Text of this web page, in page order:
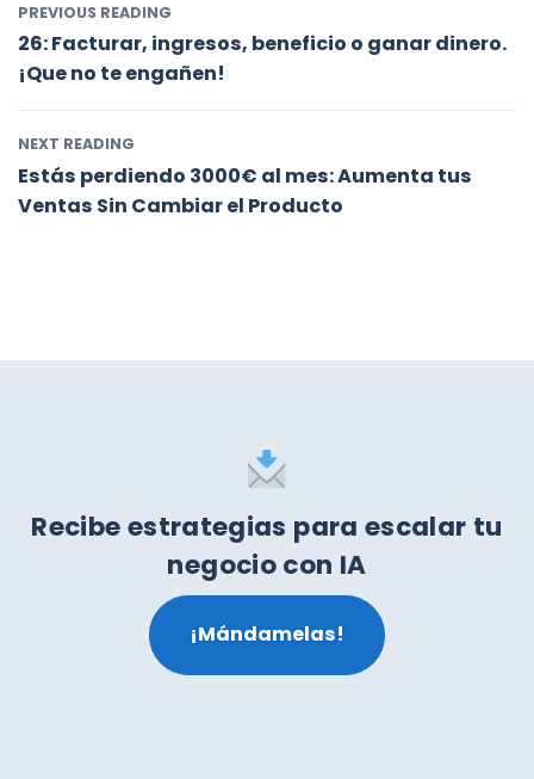
PREVIOUS READING
26: Facturar, ingresos, beneficio o ganar dinero.
¡Que no te engañen!
NEXT READING
Estás perdiendo 3000€ al mes: Aumenta tus
Ventas Sin Cambiar el Producto
Recibe estrategias para escalar tu
negocio con IA
¡Mándamelas!